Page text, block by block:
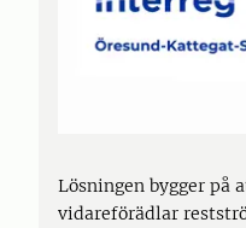
Lösningen bygger på
vidareförädlar